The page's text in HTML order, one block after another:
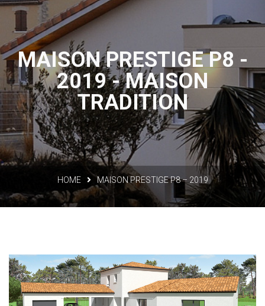
MAISON PRESTIGE P8 -
2019 - MAISON
TRADITION
HOME MAISON PRESTIGE P8 – 2019